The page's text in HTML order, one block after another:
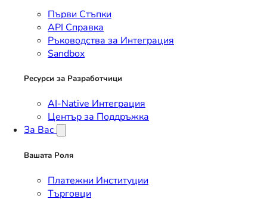
Първи Стъпки
API Справка
Ръководства за Интеграция
Sandbox
Ресурси за Разработчици
AI-Native Интеграция
Център за Поддръжка
За Вас
Вашата Роля
Платежни Институции
Търговци